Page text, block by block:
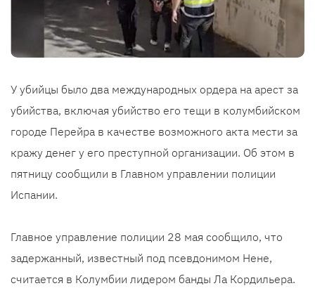
У убийцы было два международных ордера на арест за
убийства, включая убийство его тещи в колумбийском
городе Перейра в качестве возможного акта мести за
кражу денег у его преступной организации. Об этом в
пятницу сообщили в Главном управлении полиции
Испании.
Главное управление полиции 28 мая сообщило, что
задержанный, известный под псевдонимом Нене,
считается в Колумбии лидером банды Ла Кордильера.